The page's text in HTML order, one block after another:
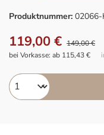
Produktnummer: 02066-
119,00 € 149,00 €
bei Vorkasse: ab 115,43 €